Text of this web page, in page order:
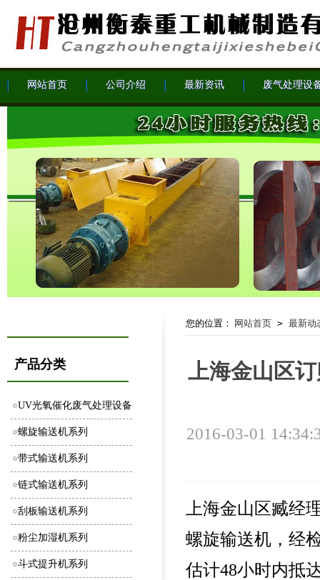
网站首页 公司介绍 最新资讯 废气处理设
产品分类
UV光氧催化废气处理设备
螺旋输送机系列
带式输送机系列
链式输送机系列
刮板输送机系列
粉尘加湿机系列
斗式提升机系列
您的位置： 网站首页 > 最新动
上海金山区
2016-03-01
上海金山区臧经
螺旋输送机，经
估计48小时内抵